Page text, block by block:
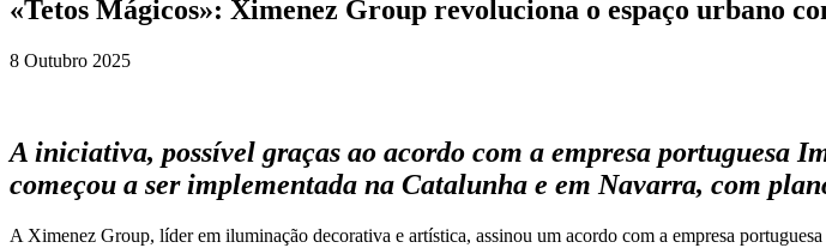
«Tetos Mágicos»: Ximenez Group revoluciona o espaço urbano
8 Outubro 2025
A iniciativa, possível graças ao acordo com a empresa portuguesa
começou a ser implementada na Catalunha e em Navarra, com
A Ximenez Group, líder em iluminação decorativa e artística, assinou um acordo com a empresa portuguesa